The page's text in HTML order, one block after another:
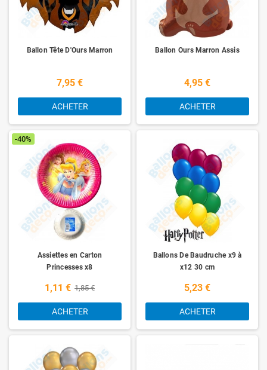
Ballon Tête D'Ours Marron
7,95 €
ACHETER
Ballon Ours Marron Assis
4,95 €
ACHETER
-40%
Assiettes en Carton
Princesses x8
1,11 € 1,85 €
ACHETER
Ballons De Baudruche x9 à
x12 30 cm
5,23 €
ACHETER